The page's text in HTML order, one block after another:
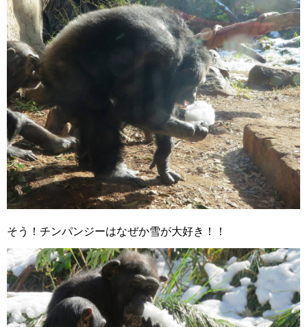
そう！チンパンジーはなぜか雪が大好き！！